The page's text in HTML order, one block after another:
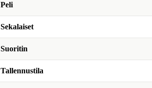
Peli
Sekalaiset
Suoritin
Tallennustila